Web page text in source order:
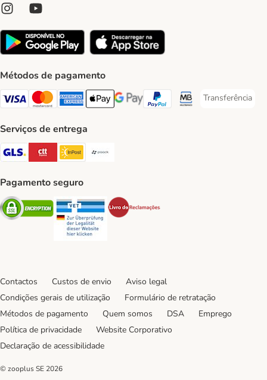
Métodos de pagamento
Visa Payment Method
Mastercard Payment Method
American Express Payment Method
Apple Pay Payment Method
Google Pay Payment Method
PayPal Payment Method
Multibanco Payment
Transferência
Transferência
Serviços de entrega
GLS Shipping Method
CTTExpress Shipping Method
InPost Shipping Method
Pagamento seguro
Security Security
Contactos Custos de envio
Aviso legal
Condições gerais de utilização
Formulário de retratação
Métodos de pagamento
Quem somos DSA
Emprego
Política de privacidade
Website Corporativo
Declaração de acessibilidade
© zooplus SE 2026